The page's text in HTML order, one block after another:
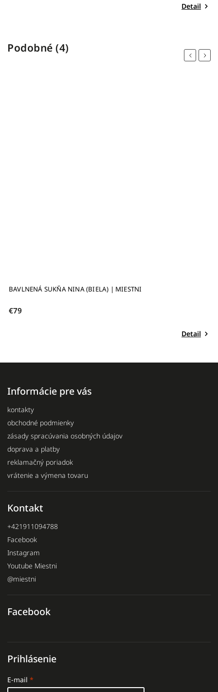
Detail
Podobné (4)
Previous
BAVLNENÁ SUKŇA NINA (ČIERNA) | MIESTNI
Next
Informácie pre vás
kontakty
obchodné podmienky
zásady spracúvania osobných údajov
doprava a platby
reklamačný poriadok
vrátenie a výmena tovaru
Kontakt
+421911094788
Facebook
Instagram
Youtube Miestni
@miestni
Facebook
Prihlásenie
E-mail